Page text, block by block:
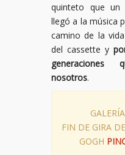
quinteto que un
llegó a la música
camino de la
del cassette y
generaciones
nosotros.
GALERÍA
FIN DE GIRA
GOGH